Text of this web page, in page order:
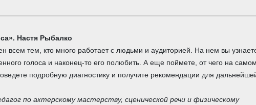
Настя Рыбалко
всем тем, кто много работает с людьми и аудиторией. На нем вы
голоса и наконец-то его полюбить. А еще поймете, от чего на самом
подробную диагностику и получите рекомендации для
по актерскому мастерству, сценической речи и физическому